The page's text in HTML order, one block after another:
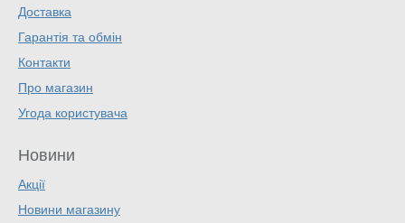
Доставка
Гарантія та обмін
Контакти
Про магазин
Угода користувача
Новини
Акції
Новини магазину